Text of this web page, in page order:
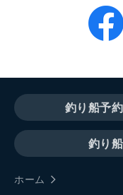
釣り船予
釣り
ホーム